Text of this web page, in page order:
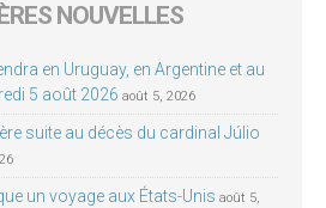
NOUVELLES
en Uruguay, en Argentine et au
5 août 2026 août 5, 2026
suite au décès du cardinal Júlio
un voyage aux États-Unis août 5,